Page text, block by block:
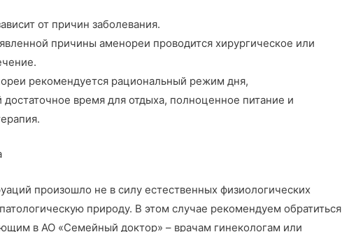
от причин заболевания.
причины аменореи проводится хирургическое или
рекомендуется рациональный режим дня,
время для отдыха, полноценное питание и
произошло не в силу естественных физиологических
природу. В этом случае рекомендуем обратиться
в АО «Семейный доктор» – врачам гинекологам или